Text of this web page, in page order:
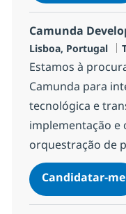
Camunda
Localização
Lisboa, Portugal
Estamos à
Camunda para
tecnológica e
implementação e
orquestração de
Candidatar-me